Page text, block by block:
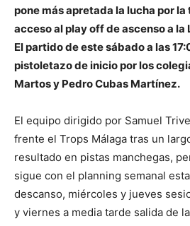
pone más apretada la lucha por
acceso al play off de ascenso a
El partido de este sábado a las
pistoletazo de inicio por los
Martos y Pedro Cubas Martínez.
El equipo dirigido por Samuel
frente el Trops Málaga tras un
resultado en pistas manchegas,
sigue con el planning semanal
descanso, miércoles y jueves
y viernes a media tarde salida de